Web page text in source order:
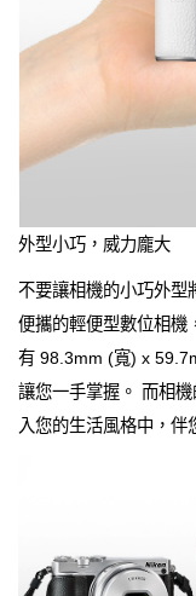
外型小巧，威力龐大
不要讓相機的小巧外
便攜的輕便型數位相機
有 98.3mm (寬) x
讓您一手掌握。 而相
入您的生活風格中，伴